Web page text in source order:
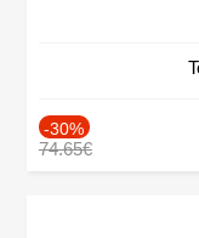
-30%
74.65€